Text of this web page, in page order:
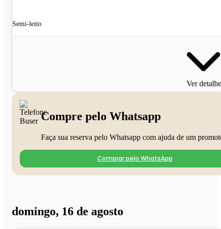
Semi-leito
Ver
Compre pelo Whatsapp
Faça sua reserva pelo Whatsapp com ajuda de um
Comprar pelo WhatsApp
domingo, 16 de agosto